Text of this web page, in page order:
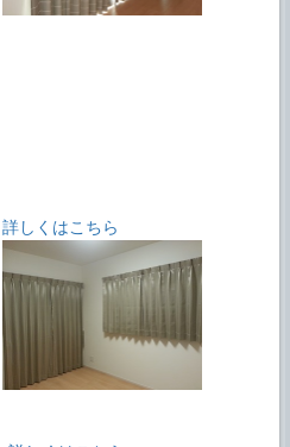
詳しくはこちら